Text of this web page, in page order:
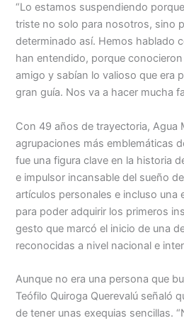
“Lo estamos suspendiendo
triste no solo para nosotros, sino
determinado así. Hemos hablado
han entendido, porque
amigo y sabían lo valioso que era
gran guía. Nos va a hacer mucha
Con 49 años de trayectoria, Agua
agrupaciones más emblemáticas
fue una figura clave en la historia
e impulsor incansable del sueño
artículos personales e incluso una
para poder adquirir los primeros
gesto que marcó el inicio de una
reconocidas a nivel nacional e
Aunque no era una persona que
Teófilo Quiroga Querevalú señaló
de tener unas exequias sencillas.